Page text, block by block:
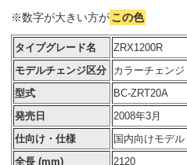
※数字が大きい方がこの色
タイプグレード名 ZRX1200R
モデルチェンジ区分
カラーチェンジ
型式
BC-ZRT20A
発売日
2008年3月
仕向け・仕様
国内向けモデル
全長 (mm)
2120